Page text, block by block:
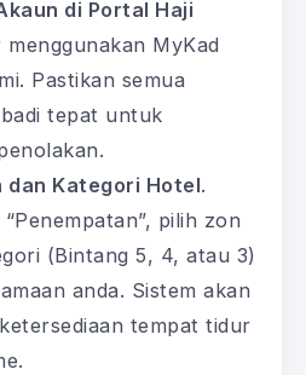
di Portal Haji
menggunakan MyKad
Pastikan semua
tepat untuk
dan Kategori Hotel.
pilih zon
(Bintang 5, 4, atau 3)
anda. Sistem akan
tempat tidur